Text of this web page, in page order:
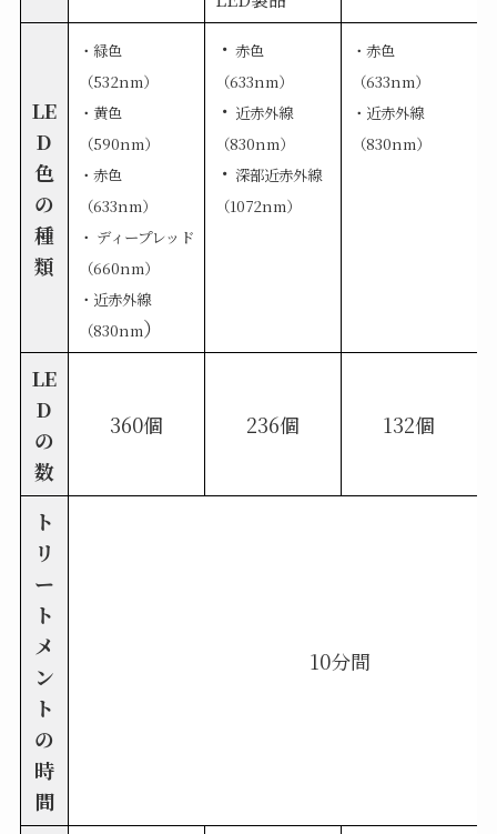
LE
D
色
の
種
類
・緑色
（532nm）
・黄色
（590nm）
・赤色
（633nm）
・ ディープレッド
（660nm）
・近赤外線
（830nm）
・ 赤色
（633nm）
・ 近赤外線
（830nm）
・ 深部近赤外線
（1072nm）
・赤色
（633nm）
・近赤外線
（830nm）
LE
D
の
数
360個 236個 132個
ト
リ
ー
ト
メ
ン
ト
の
時
間
10分間